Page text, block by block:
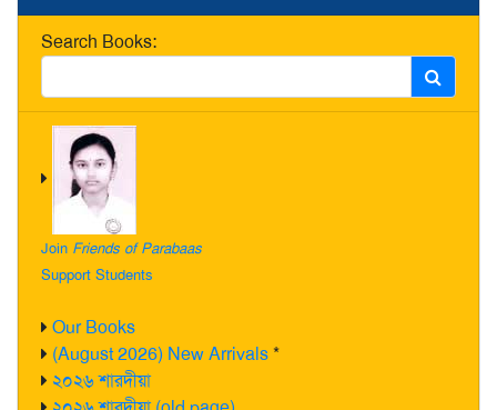
Search Books:
Join Friends of Parabaas
Support Students
Our Books
(August 2026) New Arrivals*
২০২৬ শারদীয়া